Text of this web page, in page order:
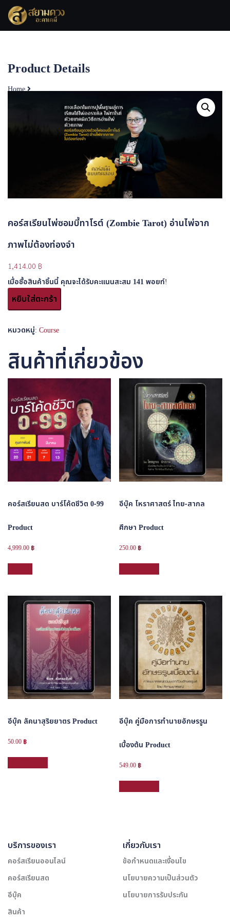
Product Details
Home
คอร์สเรียนไพ่ซอมบี้ทาโรต์ (Zombie Tarot) อ่านไพ่จากภาพไม่ต้องท่องจำ
คอร์สเรียนไพ่ซอมบี้ทาโรต์ (Zombie Tarot) อ่านไพ่จาก
ภาพไม่ต้องท่องจำ
1,414.00 ฿
เมื่อซื้อสินค้าชิ้นนี้ คุณจะได้รับคะแนนสะสม 141พอยท์!
หยิบใส่ตะกร้า
หมวดหมู่: Course
สินค้าที่เกี่ยวข้อง
คอร์สเรียนสด บาร์โค้ดชีวิต 0-99
Product
4,999.00 ฿
อีบุ๊ค โหราศาสตร์ ไทย-สากล
ศึกษา Product
250.00 ฿
อีบุ๊ค ลัคนาสุริยยาตร Product
50.00 ฿
อีบุ๊ค คู่มือการทำนายอักษรรูน
เบื้องต้น Product
549.00 ฿
บริการของเรา
คอร์สเรียนออนไลน์
คอร์สเรียนสด
อีบุ๊ค
สินค้า
เกี่ยวกับเรา
ข้อกำหนดและเงื่อนไข
นโยบายความเป็นส่วนตัว
นโยบายการรับประกัน